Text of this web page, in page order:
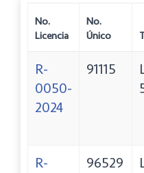
No.
Licencia
No.
Único
R-
0050-
2024
91115
R-
96529